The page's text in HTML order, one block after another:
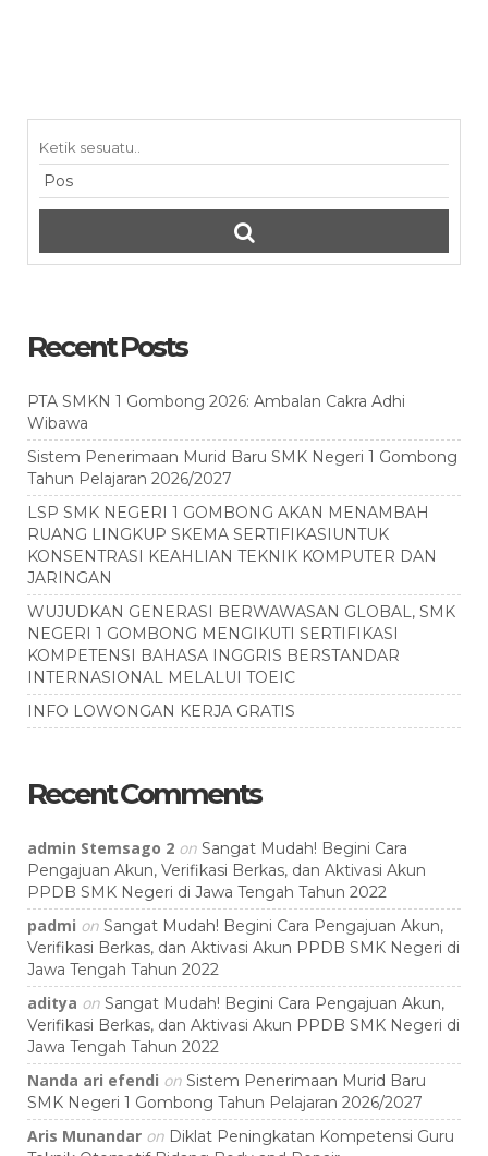
Recent Posts
PTA SMKN 1 Gombong 2026: Ambalan Cakra Adhi
Wibawa
Sistem Penerimaan Murid Baru SMK Negeri 1 Gombong
Tahun Pelajaran 2026/2027
LSP SMK NEGERI 1 GOMBONG AKAN MENAMBAH
RUANG LINGKUP SKEMA SERTIFIKASIUNTUK
KONSENTRASI KEAHLIAN TEKNIK KOMPUTER DAN
JARINGAN
WUJUDKAN GENERASI BERWAWASAN GLOBAL, SMK
NEGERI 1 GOMBONG MENGIKUTI SERTIFIKASI
KOMPETENSI BAHASA INGGRIS BERSTANDAR
INTERNASIONAL MELALUI TOEIC
INFO LOWONGAN KERJA GRATIS
Recent Comments
admin Stemsago 2 on Sangat Mudah! Begini Cara
Pengajuan Akun, Verifikasi Berkas, dan Aktivasi Akun
PPDB SMK Negeri di Jawa Tengah Tahun 2022
padmi on Sangat Mudah! Begini Cara Pengajuan Akun,
Verifikasi Berkas, dan Aktivasi Akun PPDB SMK Negeri di
Jawa Tengah Tahun 2022
aditya on Sangat Mudah! Begini Cara Pengajuan Akun,
Verifikasi Berkas, dan Aktivasi Akun PPDB SMK Negeri di
Jawa Tengah Tahun 2022
Nanda ari efendi on Sistem Penerimaan Murid Baru
SMK Negeri 1 Gombong Tahun Pelajaran 2026/2027
Aris Munandar on Diklat Peningkatan Kompetensi Guru